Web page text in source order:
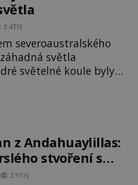
3.4TIS
severoaustralského
světla
minut, během nichž se
mizely. Svědek,
rozpoutal deb
z Andahuaylillas:
stvoření s
2.9TIS